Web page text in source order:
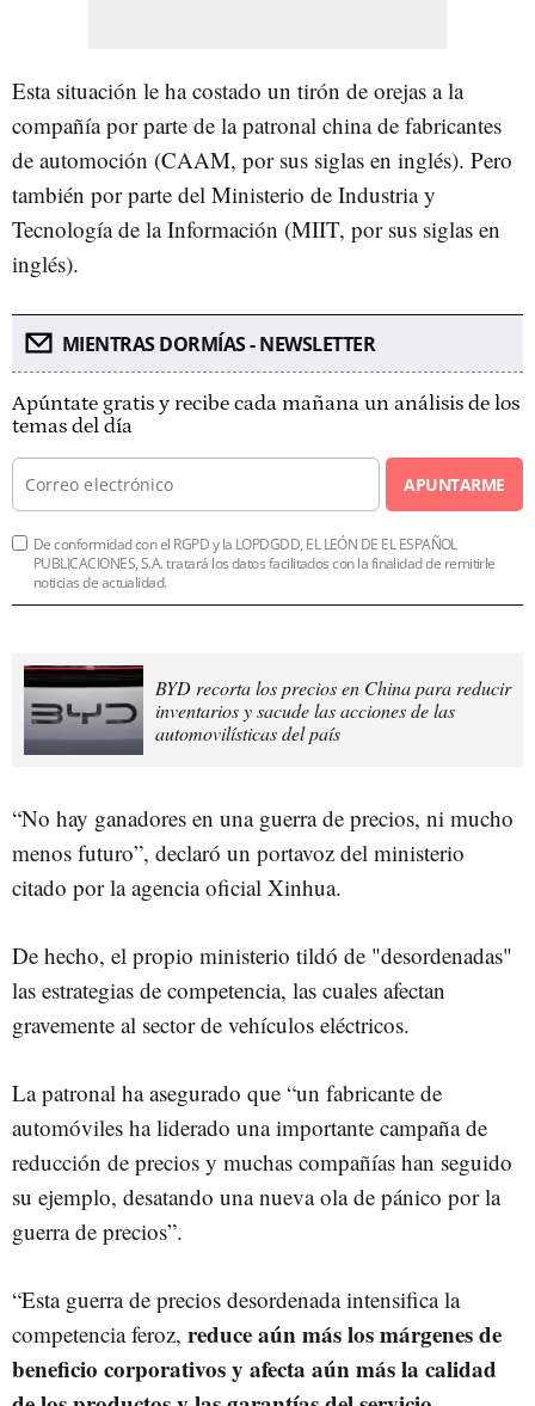
Esta situación le ha costado un tirón de orejas a la
compañía por parte de la patronal china de fabricantes
de automoción (CAAM, por sus siglas en inglés). Pero
también por parte del Ministerio de Industria y
Tecnología de la Información (MIIT, por sus siglas en
inglés).
MIENTRAS DORMÍAS - NEWSLETTER
Apúntate gratis y recibe cada mañana un análisis de los
temas del día
APUNTARME
De conformidad con el RGPD y la LOPDGDD, EL LEÓN DE EL ESPAÑOL
PUBLICACIONES, S.A. tratará los datos facilitados con la finalidad de remitirle
noticias de actualidad.
BYD recorta los precios en China para reducir
inventarios y sacude las acciones de las
automovilísticas del país
“No hay ganadores en una guerra de precios, ni mucho
menos futuro”, declaró un portavoz del ministerio
citado por la agencia oficial Xinhua.
De hecho, el propio ministerio tildó de "desordenadas"
las estrategias de competencia, las cuales afectan
gravemente al sector de vehículos eléctricos.
La patronal ha asegurado que “un fabricante de
automóviles ha liderado una importante campaña de
reducción de precios y muchas compañías han seguido
su ejemplo, desatando una nueva ola de pánico por la
guerra de precios”.
“Esta guerra de precios desordenada intensifica la
competencia feroz, reduce aún más los márgenes de
beneficio corporativos y afecta aún más la calidad